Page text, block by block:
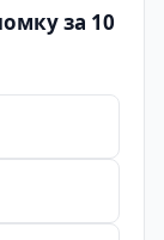
за 10